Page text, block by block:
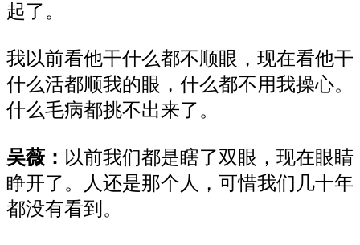
起了。
我以前看他干什么都不顺眼，现在看他干
什么活都顺我的眼，什么都不用我操心。
什么毛病都挑不出来了。
吴薇： 以前我们都是瞎了双 眼，现在眼睛
睁开了。人还是那个人，可惜我们几十年
都没有看到。